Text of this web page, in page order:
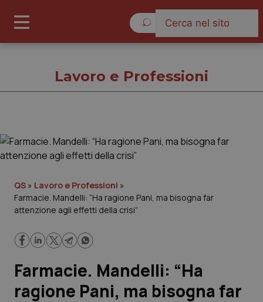
Governo e Parlamento
Regioni e Asl
Lavoro e Professioni
Scienza e Farmaci
Lavoro e Professioni
QS » Lavoro e Professioni »
Farmacie. Mandelli: “Ha ragione Pani, ma bisogna far
attenzione agli effetti della crisi”
Farmacie. Mandelli: “Ha
ragione Pani, ma bisogna far